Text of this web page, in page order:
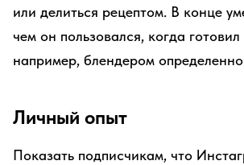
или делиться рецептом. В конце
чем он пользовался, когда
например, блендером
Личный опыт
Показать подписчикам, что